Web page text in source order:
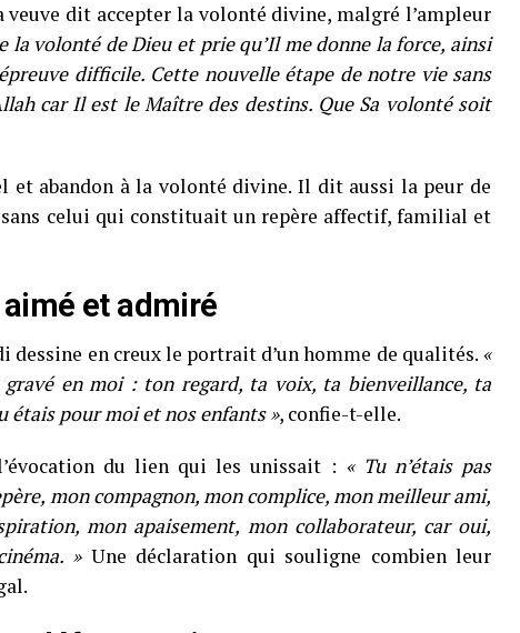
veuve dit accepter la volonté divine, malgré l’ampleur
la volonté de Dieu et prie qu’Il me donne la force, ainsi
difficile. Cette nouvelle étape de notre vie sans
car Il est le Maître des destins. Que Sa volonté soit
et abandon à la volonté divine. Il dit aussi la peur de
sans celui qui constituait un repère affectif, familial et
et admiré
dessine en creux le portrait d’un homme de qualités. «
en moi : ton regard, ta voix, ta bienveillance, ta
pour moi et nos enfants », confie-t-elle.
du lien qui les unissait : « Tu n’étais pas
mon compagnon, mon complice, mon meilleur ami,
mon apaisement, mon collaborateur, car oui,
»Une déclaration qui souligne combien leur